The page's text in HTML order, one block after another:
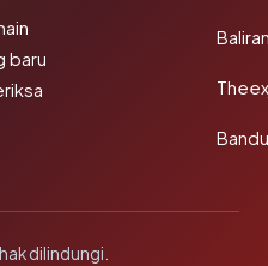
baru
dilindungi.